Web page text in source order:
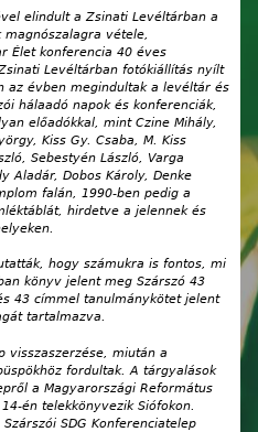
elindult a Zsinati Levéltárban a
magnószalagra vétele,
Élet konferencia 40 éves
Levéltárban fotókiállítás nyílt
az évben megindultak a levéltár és
hálaadó napok és konferenciák,
előadókkal, mint Czine Mihály,
Kiss Gy. Csaba, M. Kiss
Sebestyén László, Varga
Aladár, Dobos Károly, Denke
falán, 1990-ben pedig a
hirdetve a jelennek és
hogy számukra is fontos, mi
könyv jelent meg Szárszó 43
43 címmel tanulmánykötet jelent
tartalmazva.
visszaszerzése, miután a
fordultak. A tárgyalások
a Magyarországi Református
én telekkönyvezik Siófokon.
SDG Konferenciatelep